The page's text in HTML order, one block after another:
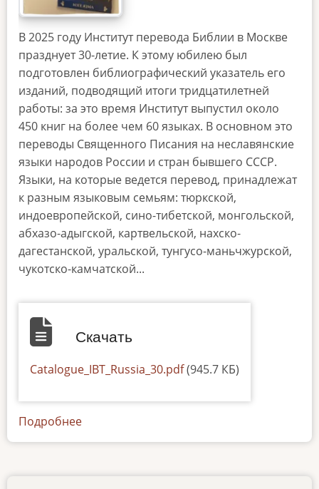
В 2025 году Институт перевода Библии в Москве
празднует 30-летие. К этому юбилею был
подготовлен библиографический указатель его
изданий, подводящий итоги тридцатилетней
работы: за это время Институт выпустил около
450 книг на более чем 60 языках. В основном это
переводы Священного Писания на неславянские
языки народов России и стран бывшего СССР.
Языки, на которые ведется перевод, принадлежат
к разным языковым семьям: тюркской,
индоевропейской, сино-тибетской, монгольской,
абхазо-адыгской, картвельской, нахско-
дагестанской, уральской, тунгусо-маньчжурской,
чукотско-камчатской...
Скачать
Default
Catalogue_IBT_Russia_30.pdf(945.7 КБ)
Подробнее
bibliograficheskij-
ibt-